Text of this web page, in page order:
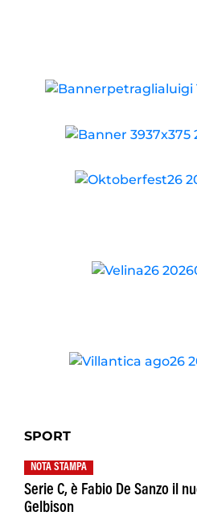
SPORT
NOTA STAMPA
Serie C, è Fabio De Sanzo il
Gelbison